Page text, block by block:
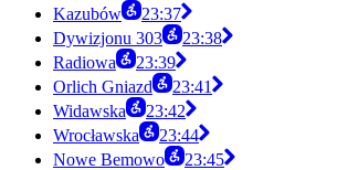
Kazubów
23:37
Dywizjonu 303
23:38
Radiowa
23:39
Orlich Gniazd
23:41
Widawska
23:42
Wrocławska
23:44
Nowe Bemowo
23:45